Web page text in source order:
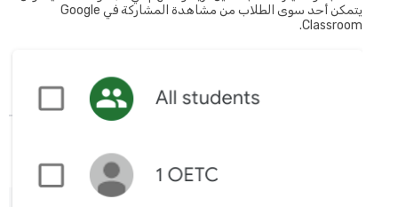
يتمكن أحد سوى الطلاب من مشاهدة المشاركة في Google
Classroom.